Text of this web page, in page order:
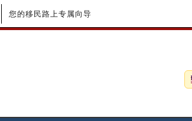
您的移民路上专属向导